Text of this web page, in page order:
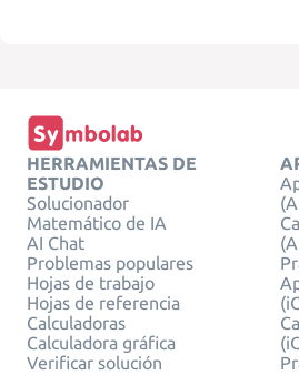
HERRAMIENTAS DE
ESTUDIO
Solucionador
Matemático de IA
AI Chat
Problemas populares
Hojas de trabajo
Hojas de referencia
Calculadoras
Calculadora gráfica
Verificar solución